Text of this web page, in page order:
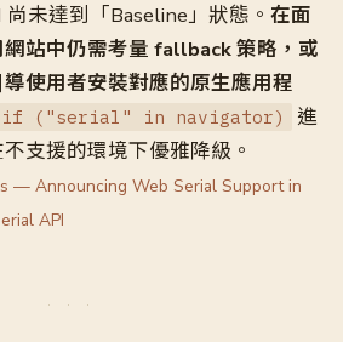
未達到「Baseline」狀態。 在面
站中仍需考量 fallback 策略，或
使用者安裝對應的原生應用程
if ("serial" in navigator)
進
支援的環境下優雅降級。
— Announcing Web Serial Support in
API